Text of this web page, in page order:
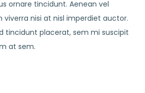
ornare tincidunt. Aenean vel
viverra nisi at nisl imperdiet auctor.
tincidunt placerat, sem mi suscipit
at sem.